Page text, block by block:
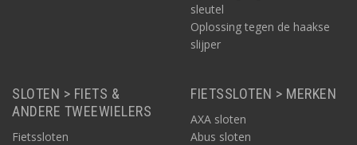
sleutel
Oplossing tegen de haakse
slijper
SLOTEN > FIETS &
ANDERE TWEEWIELERS
Fietssloten
FIETSSLOTEN > MERKEN
AXA sloten
Abus sloten